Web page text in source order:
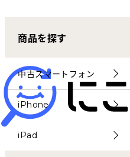
にこスマ通信
マイページ
商品を探す
中古スマートフォン
iPhone
iPad